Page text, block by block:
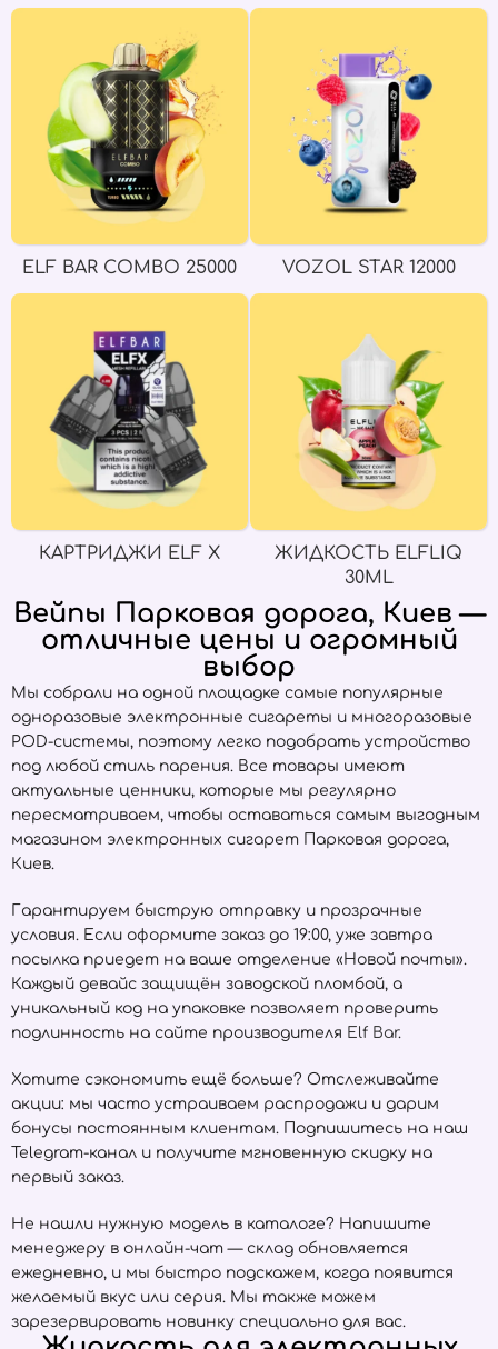
ELF BAR COMBO 25000 VOZOL STAR 12000
КАРТРИДЖИ ELF X
ЖИДКОСТЬ ELFLIQ
30ML
Вейпы Парковая дорога, Киев —
отличные цены и огромный
выбор
Мы собрали на одной площадке самые популярные
одноразовые электронные сигареты и многоразовые
POD-системы, поэтому легко подобрать устройство
под любой стиль парения. Все товары имеют
актуальные ценники, которые мы регулярно
пересматриваем, чтобы оставаться самым выгодным
магазином электронных сигарет Парковая дорога,
Киев.
Гарантируем быструю отправку и прозрачные
условия. Если оформите заказ до 19:00, уже завтра
посылка приедет на ваше отделение «Новой почты».
Каждый девайс защищён заводской пломбой, а
уникальный код на упаковке позволяет проверить
подлинность на сайте производителя Elf Bar.
Хотите сэкономить ещё больше? Отслеживайте
акции: мы часто устраиваем распродажи и дарим
бонусы постоянным клиентам. Подпишитесь на наш
Telegram-канал и получите мгновенную скидку на
первый заказ.
Не нашли нужную модель в каталоге? Напишите
менеджеру в онлайн-чат — склад обновляется
ежедневно, и мы быстро подскажем, когда появится
желаемый вкус или серия. Мы также можем
зарезервировать новинку специально для вас.